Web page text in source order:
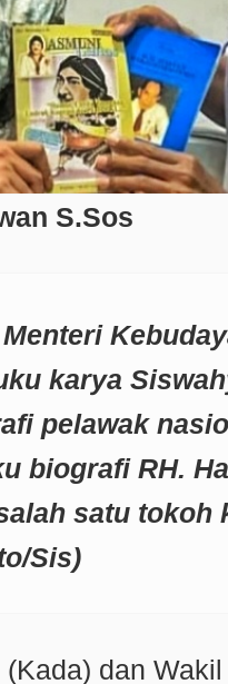
S.Sos
karya
pelawak
biografi RH.
satu tokoh
Sis)
dan